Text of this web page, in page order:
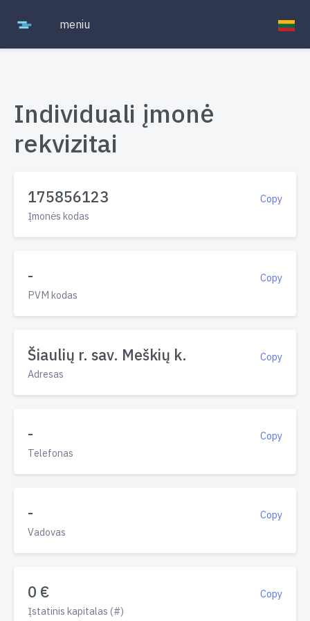
meniu
Individuali įmonė
rekvizitai
Copy
175856123
Įmonės kodas
Copy
-
PVM kodas
Copy
Šiaulių r. sav. Meškių k.
Adresas
Copy
-
Telefonas
Copy
-
Vadovas
Copy
0 €
Įstatinis kapitalas (#)